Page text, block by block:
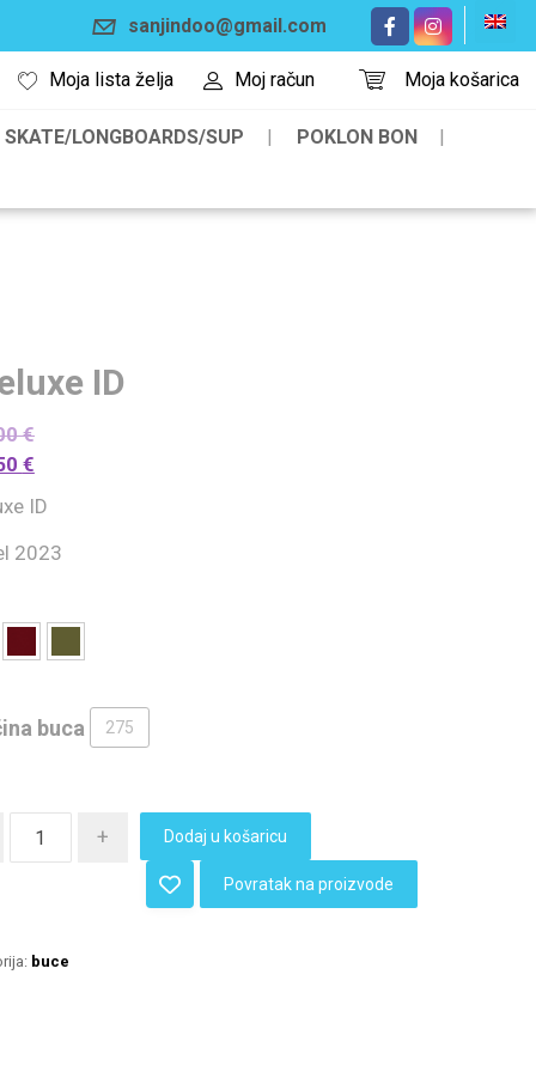
sanjindoo@gmail.com
Moja košarica
Moj račun
Moja lista želja
SKATE/LONGBOARDS/SUP
POKLON BON
ID
€
€
ID
2023
buca 275
+ Dodaj u košaricu
Povratak na proizvode
buce